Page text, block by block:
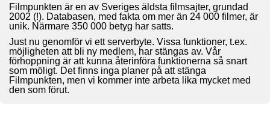
Filmpunkten är en av Sveriges äldsta filmsajter, grundad
2002 (!). Databasen, med fakta om mer än 24 000 filmer, är
unik. Närmare 350 000 betyg har satts.
Just nu genomför vi ett serverbyte. Vissa funktioner, t.ex.
möjligheten att bli ny medlem, har stängas av. Vår
förhoppning är att kunna återinföra funktionerna så snart
som möligt. Det finns inga planer på att stänga
Filmpunkten, men vi kommer inte arbeta lika mycket med
den som förut.